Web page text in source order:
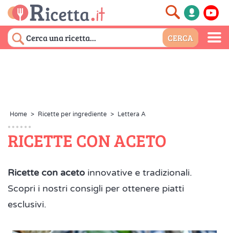
Home > Ricette per ingrediente > Lettera A
RICETTE CON ACETO
Ricette con aceto innovative e tradizionali.
Scopri i nostri consigli per ottenere piatti
esclusivi.